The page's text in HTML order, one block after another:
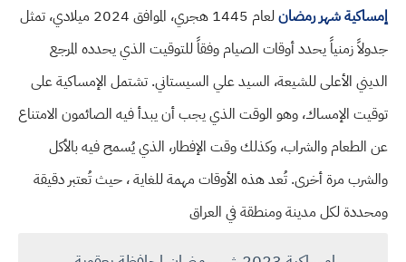
إمساكية شهر رمضان
لعام 1445 هجري، الموافق 2024 ميلادي، تمثل
جدولاً زمنياً يحدد أوقات الصيام وفقاً للتوقيت الذي يحدده المرجع
الديني الأعلى للشيعة، السيد علي السيستاني. تشتمل الإمساكية على
توقيت الإمساك، وهو الوقت الذي يجب أن يبدأ فيه الصائمون الامتناع
عن الطعام والشراب، وكذلك وقت الإفطار، الذي يُسمح فيه بالأكل
والشرب مرة أخرى. تُعد هذه الأوقات مهمة للغاية ، حيث تُعتبر دقيقة
ومحددة لكل مدينة ومنطقة في العراق